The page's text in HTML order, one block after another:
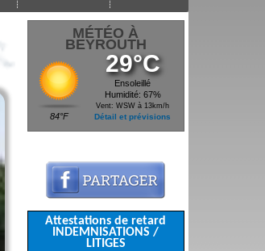
MÉTÉO À
BEYROUTH
84°F
29°C
Ensoleillé
Humidité: 67%
Vent: WSW à 13km/h
Détail et prévisions
Attestations de retard
INDEMNISATIONS /
LITIGES